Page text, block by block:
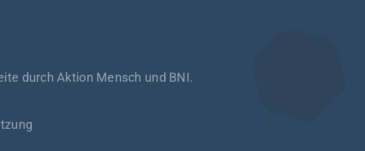
durch Aktion Mensch und BNI.